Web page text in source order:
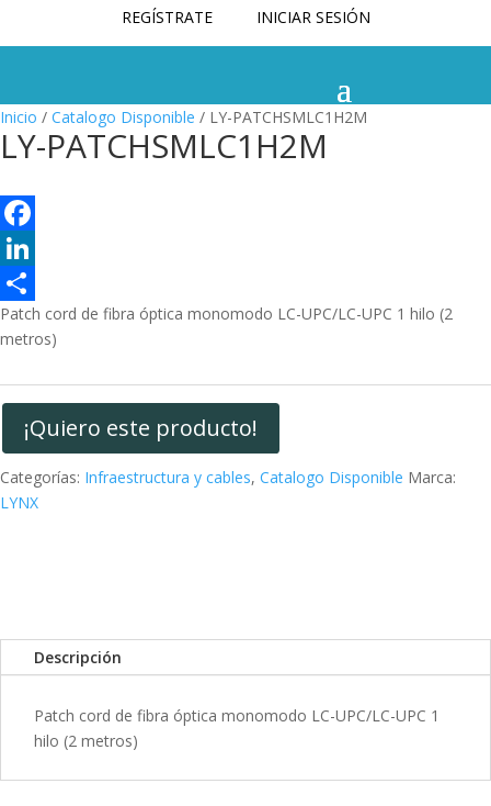
REGÍSTRATE INICIAR SESIÓN
Inicio / Catalogo Disponible / LY-PATCHSMLC1H2M
LY-PATCHSMLC1H2M
F
a
c
b
o
k
L
i
k
d
I
C
m
a
r
Patch cord de fibra óptica monomodo LC-UPC/LC-UPC 1 hilo (2
metros)
¡Quiero este producto!
Categorías: Infraestructura y cables, Catalogo Disponible Marca:
LYNX
Descripción
Patch cord de fibra óptica monomodo LC-UPC/LC-UPC 1
hilo (2 metros)